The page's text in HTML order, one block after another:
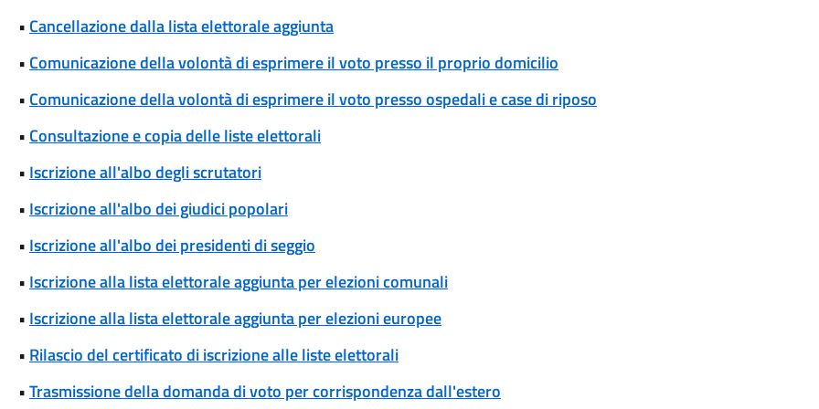
• Cancellazione dalla lista elettorale aggiunta
• Comunicazione della volontà di esprimere il voto presso il proprio domicilio
• Comunicazione della volontà di esprimere il voto presso ospedali e case di riposo
• Consultazione e copia delle liste elettorali
• Iscrizione all'albo degli scrutatori
• Iscrizione all'albo dei giudici popolari
• Iscrizione all'albo dei presidenti di seggio
• Iscrizione alla lista elettorale aggiunta per elezioni comunali
• Iscrizione alla lista elettorale aggiunta per elezioni europee
• Rilascio del certificato di iscrizione alle liste elettorali
•Trasmissione della domanda di voto per corrispondenza dall'estero